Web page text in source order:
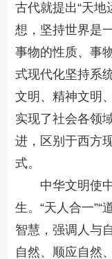
古代就提出“天地
想，坚持世界是
事物的性质、事
式现代化坚持系
文明、精神文明
实现了社会各领
进，区别于西方
式。
中华文明使中
生。“天人合一”“
智慧，强调人与
自然、顺应自然